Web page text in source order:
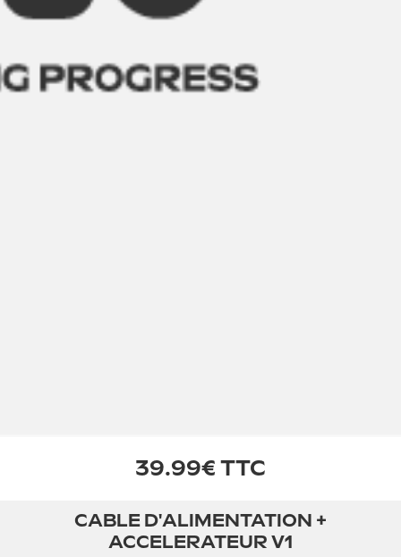
CABLE D'ALIMENTATION +
ACCELERATEUR V1
39.99€ TTC
Acheter